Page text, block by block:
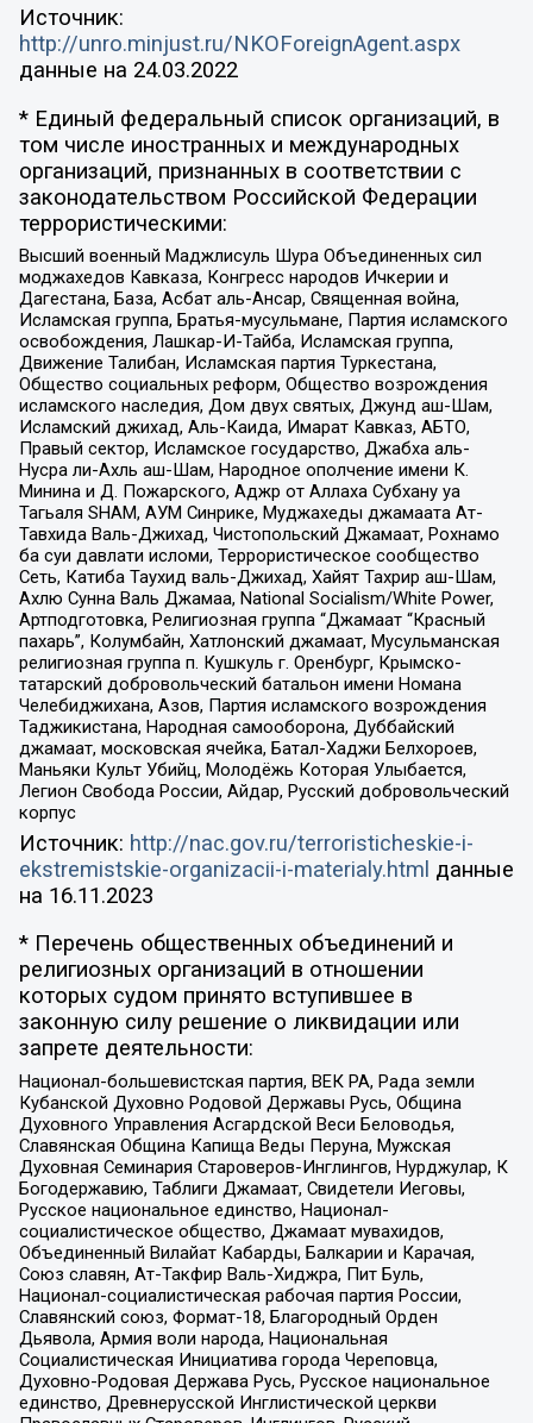
Источник:
http://unro.minjust.ru/NKOForeignAgent.aspx
данные на 24.03.2022
* Единый федеральный список организаций, в
том числе иностранных и международных
организаций, признанных в соответствии с
законодательством Российской Федерации
террористическими:
Высший военный Маджлисуль Шура Объединенных сил
моджахедов Кавказа, Конгресс народов Ичкерии и
Дагестана, База, Асбат аль-Ансар, Священная война,
Исламская группа, Братья-мусульмане, Партия исламского
освобождения, Лашкар-И-Тайба, Исламская группа,
Движение Талибан, Исламская партия Туркестана,
Общество социальных реформ, Общество возрождения
исламского наследия, Дом двух святых, Джунд аш-Шам,
Исламский джихад, Аль-Каида, Имарат Кавказ, АБТО,
Правый сектор, Исламское государство, Джабха аль-
Нусра ли-Ахль аш-Шам, Народное ополчение имени К.
Минина и Д. Пожарского, Аджр от Аллаха Субхану уа
Тагьаля SHAM, АУМ Синрике, Муджахеды джамаата Ат-
Тавхида Валь-Джихад, Чистопольский Джамаат, Рохнамо
ба суи давлати исломи, Террористическое сообщество
Сеть, Катиба Таухид валь-Джихад, Хайят Тахрир аш-Шам,
Ахлю Сунна Валь Джамаа, National Socialism/White Power,
Артподготовка, Религиозная группа “Джамаат “Красный
пахарь”, Колумбайн, Хатлонский джамаат, Мусульманская
религиозная группа п. Кушкуль г. Оренбург, Крымско-
татарский добровольческий батальон имени Номана
Челебиджихана, Азов, Партия исламского возрождения
Таджикистана, Народная самооборона, Дуббайский
джамаат, московская ячейка, Батал-Хаджи Белхороев,
Маньяки Культ Убийц, Молодёжь Которая Улыбается,
Легион Свобода России, Айдар, Русский добровольческий
корпус
Источник: http://nac.gov.ru/terroristicheskie-i-
ekstremistskie-organizacii-i-materialy.html данные
на 16.11.2023
* Перечень общественных объединений и
религиозных организаций в отношении
которых судом принято вступившее в
законную силу решение о ликвидации или
запрете деятельности:
Национал-большевистская партия, ВЕК РА, Рада земли
Кубанской Духовно Родовой Державы Русь, Община
Духовного Управления Асгардской Веси Беловодья,
Славянская Община Капища Веды Перуна, Мужская
Духовная Семинария Староверов-Инглингов, Нурджулар, К
Богодержавию, Таблиги Джамаат, Свидетели Иеговы,
Русское национальное единство, Национал-
социалистическое общество, Джамаат мувахидов,
Объединенный Вилайат Кабарды, Балкарии и Карачая,
Союз славян, Ат-Такфир Валь-Хиджра, Пит Буль,
Национал-социалистическая рабочая партия России,
Славянский союз, Формат-18, Благородный Орден
Дьявола, Армия воли народа, Национальная
Социалистическая Инициатива города Череповца,
Духовно-Родовая Держава Русь, Русское национальное
единство, Древнерусской Инглистической церкви